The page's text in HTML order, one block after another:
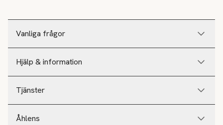
Vanliga frågor
Hjälp & information
Tjänster
Åhlens